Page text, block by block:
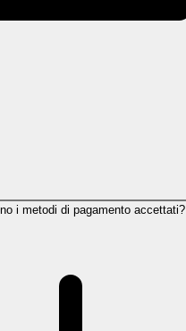
i metodi di pagamento accettati?